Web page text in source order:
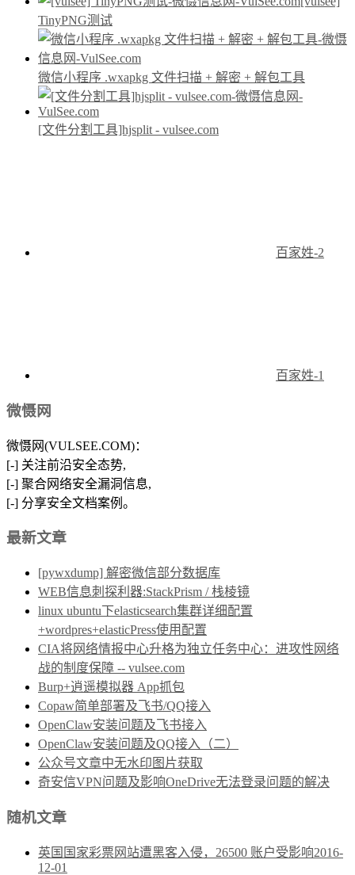
TinyPNG测试
微信小程序 .wxapkg 文件扫描 + 解密 + 解包工具
[文件分割工具]hjsplit - vulsee.com
百家姓-2
百家姓-1
微慑网
微慑网(VULSEE.COM)：
[-] 关注前沿安全态势,
[-] 聚合网络安全漏洞信息,
[-] 分享安全文档案例。
最新文章
[pywxdump] 解密微信部分数据库
WEB信息刺探利器:StackPrism / 栈棱镜
linux ubuntu下elasticsearch集群详细配置
+wordpres+elasticPress使用配置
CIA将网络情报中心升格为独立任务中心：进攻性网络
战的制度保障 -- vulsee.com
Burp+逍遥模拟器 App抓包
Copaw简单部署及飞书/QQ接入
OpenClaw安装问题及飞书接入
OpenClaw安装问题及QQ接入（二）
公众号文章中无水印图片获取
奇安信VPN问题及影响OneDrive无法登录问题的解决
随机文章
英国国家彩票网站遭黑客入侵，26500 账户受影响2016-
12-01